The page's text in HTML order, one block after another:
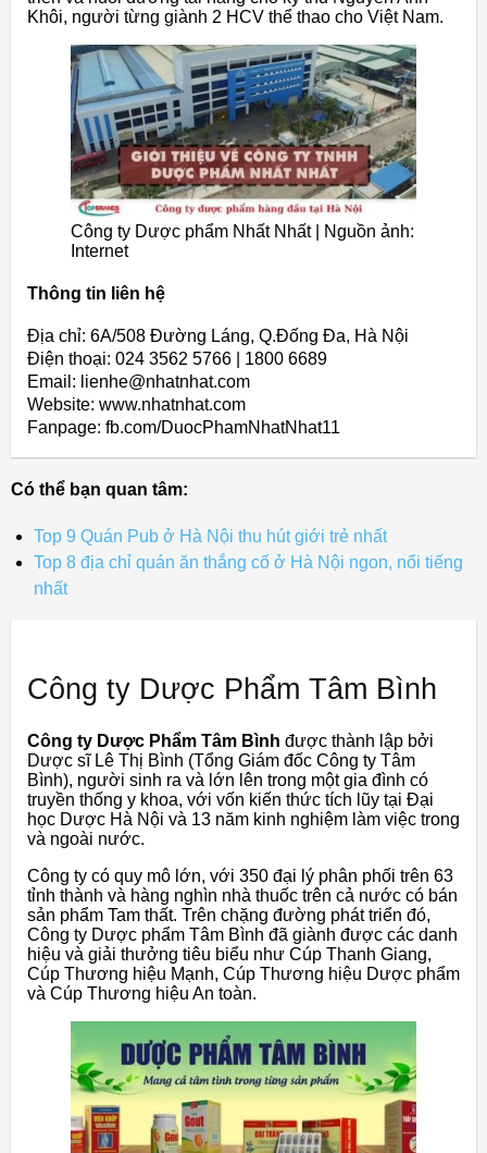
Khôi, người từng giành 2 HCV thể thao cho Việt Nam.
Công ty Dược phẩm Nhất Nhất | Nguồn ảnh:
Internet
Thông tin liên hệ
Địa chỉ: 6A/508 Đường Láng, Q.Đống Đa, Hà Nội
Điện thoại: 024 3562 5766 | 1800 6689
Email: lienhe@nhatnhat.com
Website: www.nhatnhat.com
Fanpage: fb.com/DuocPhamNhatNhat11
Có thể bạn quan tâm:
Top 9 Quán Pub ở Hà Nội thu hút giới trẻ nhất
Top 8 địa chỉ quán ăn thắng cố ở Hà Nội ngon, nổi tiếng
nhất
Công ty Dược Phẩm Tâm Bình
Công ty Dược Phẩm Tâm Bình được thành lập bởi
Dược sĩ Lê Thị Bình (Tổng Giám đốc Công ty Tâm
Bình), người sinh ra và lớn lên trong một gia đình có
truyền thống y khoa, với vốn kiến ​​thức tích lũy tại Đại
học Dược Hà Nội và 13 năm kinh nghiệm làm việc trong
và ngoài nước.
Công ty có quy mô lớn, với 350 đại lý phân phối trên 63
tỉnh thành và hàng nghìn nhà thuốc trên cả nước có bán
sản phẩm Tam thất. Trên chặng đường phát triển đó,
Công ty Dược phẩm Tâm Bình đã giành được các danh
hiệu và giải thưởng tiêu biểu như Cúp Thanh Giang,
Cúp Thương hiệu Mạnh, Cúp Thương hiệu Dược phẩm
và Cúp Thương hiệu An toàn.